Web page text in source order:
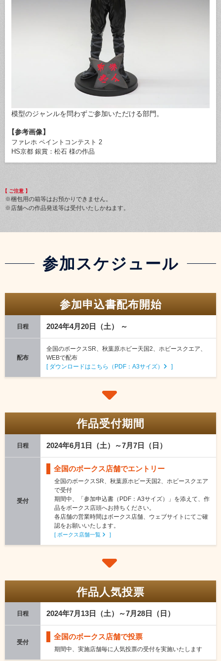
模型のジャンルを問わずご参加いただける部門。
【参考画像】
ファレホ ペイントコンテスト 2
HS京都 銀賞：松石 様の作品
【 ご注意 】
※梱包用の箱等はお預かりできません。
※店舗への作品発送等は受付いたしかねます。
参加スケジュール
参加申込書配布開始
日程 2024年4月20日（土） ～
配布
全国のボークスSR、秋葉原ホビー天国2、ホビースクエア、
WEBで配布
[ ダウンロードはこちら（PDF：A3サイズ）
]
作品受付期間
日程 2024年6月1日（土）～7月7日（日）
受付
全国のボークス店舗でエントリー
全国のボークスSR、秋葉原ホビー天国2、ホビースクエア
で受付
期間中、「 参加申込書（PDF：A3サイズ）」を添えて、作
品をボークス店頭へお持ちください。
各店舗の営業時間はボークス店舗、ウェブサイトにてご確
認をお願いいたします。
[ ボークス店舗一覧 ]
作品人気投票
日程 2024年7月13日（土）～7月28日（日）
受付
全国のボークス店舗で投票
期間中、実施店舗毎に人気投票の受付を実施いたします